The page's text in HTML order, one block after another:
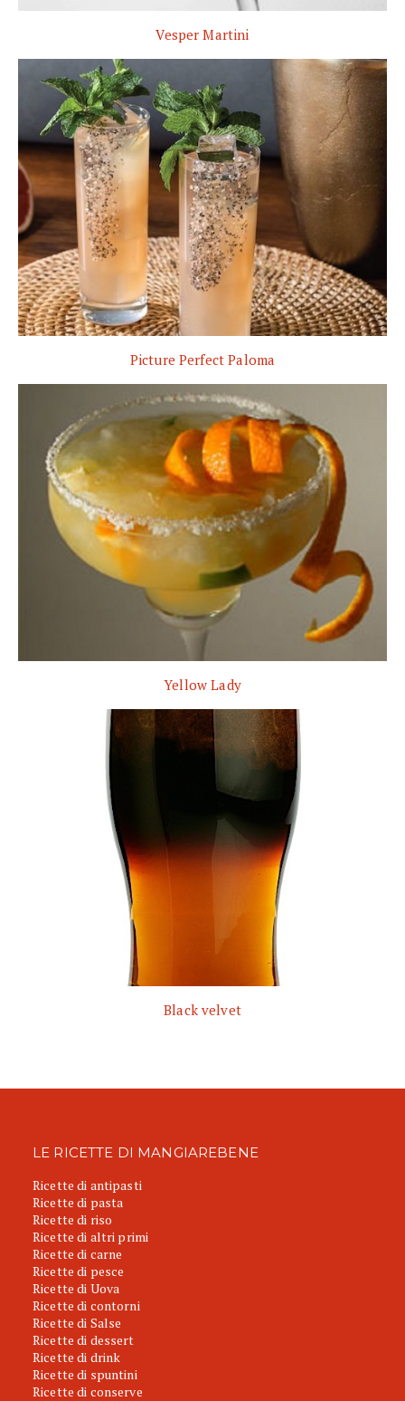
Vesper Martini
Picture Perfect Paloma
Yellow Lady
Black velvet
LE RICETTE DI MANGIAREBENE
Ricette di antipasti
Ricette di pasta
Ricette di riso
Ricette di altri primi
Ricette di carne
Ricette di pesce
Ricette di Uova
Ricette di contorni
Ricette di Salse
Ricette di dessert
Ricette di drink
Ricette di spuntini
Ricette di conserve